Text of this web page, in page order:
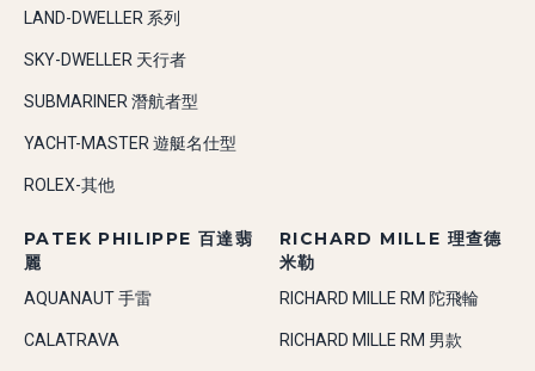
LAND-DWELLER 系列
SKY-DWELLER 天行者
SUBMARINER 潛航者型
YACHT-MASTER 遊艇名仕型
ROLEX-其他
PATEK PHILIPPE 百達翡
麗
AQUANAUT 手雷
CALATRAVA
RICHARD MILLE 理查德
米勒
RICHARD MILLE RM 陀飛輪
RICHARD MILLE RM 男款